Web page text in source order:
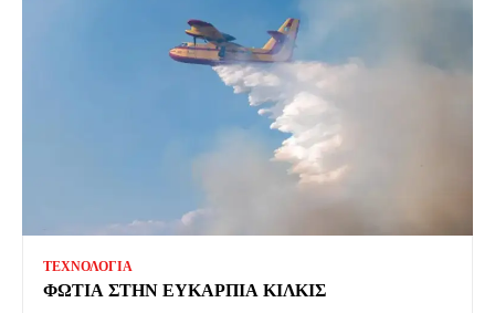
ΤΕΧΝΟΛΟΓΙΑ
ΦΩΤΙΑ ΣΤΗΝ ΕΥΚΑΡΠΙΑ ΚΙΛΚΙΣ